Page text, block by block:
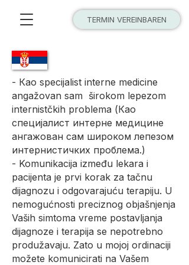
TERMIN VEREINBAREN
- Кao specijalist interne medicine
angažovan sam širokom lepezom
internistčkih problema (Као
специјалист интерне медицине
ангажован сам широком лепезом
интернистичких проблема.)
- Komunikacija između lekara i
pacijenta je prvi korak za tačnu
dijagnozu i odgovarajuću terapiju. U
nemogućnosti preciznog objašnjenja
Vaših simtoma vreme postavljanja
dijagnoze i terapija se nepotrebno
produžavaju. Zato u mojoj ordinaciji
možete komunicirati na Vašem